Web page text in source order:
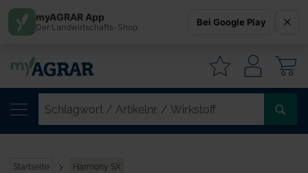
Startseite Harmony SX
myAGRAR App
Der Landwirtschafts-Shop Bei Google Play